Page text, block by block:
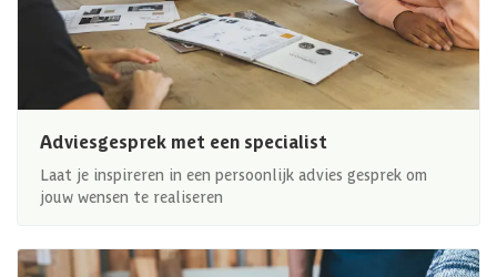
Adviesgesprek met een specialist
Laat je inspireren in een persoonlijk advies gesprek om
jouw wensen te realiseren